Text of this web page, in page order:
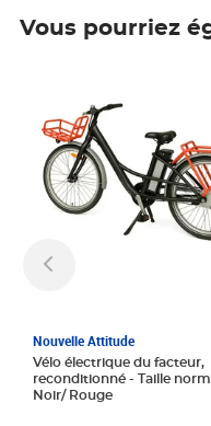
Vous pourriez
Nouvelle Attitude
Vélo électrique du facteur,
reconditionné - Taille normale -
Noir/ Rouge